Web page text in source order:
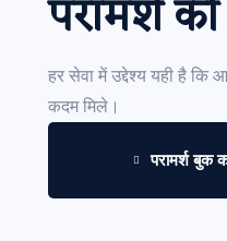
परामर्श
हर सेवा में उद्देश्य यही है कि
कदम मिले।
परामर्श बुक